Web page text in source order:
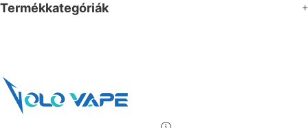
Termékkategóriák